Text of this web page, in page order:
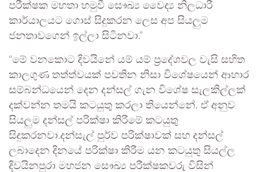
පරීක්ෂක මහතා හමුවී සෞඛ්‍ය වෛද්‍ය නිලධාරී
කාර්යාලයට ගොස් සිදුකරන ලෙස අප සියලුම
ජනතාවගෙන් ඉල්ලා සිටිනවා.”
“මේ වනකොට දිවයිනේ යම් යම් ප්‍රදේශවල වැසි සහිත
කාලගුණ තත්ත්වයක් පවතින නිසා විශේෂයෙන් ආහාර
සම්බන්ධයෙන් දෙන දන්සල් ගැන විශේෂ සැලකිල්ලක්
දක්වන්න තමයි කටයුතු කරලා තියෙන්නේ. ඒ අනුව
සියලුම දන්සල් පරික්ෂා කිරීමේ කටයුතු
සිදුකරනවා.දන්සැල් පුර්ව පරික්ෂාවක් සහ දන්සල්
ලබාදෙන දිනයේ පරික්ෂා කිරීම යන කටයුතු සියල්ල
දිවයිනපුරා මහජන සෞඛ්‍ය පරීක්ෂකවරු විසින්